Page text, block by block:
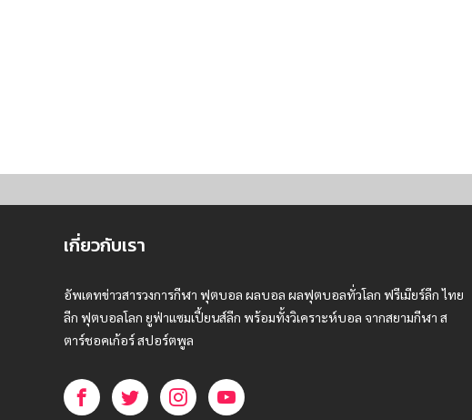
เกี่ยวกับเรา
อัพเดทข่าวสารวงการกีฬา ฟุตบอล ผลบอล ผลฟุตบอลทั่วโลก ฟรีเมียร์ลีก ไทย
ลีก ฟุตบอลโลก ยูฟ่าแซมเปี้ยนส์ลีก พร้อมทั้งวิเคราะห์บอล จากสยามกีฬา ส
ตาร์ชอคเก้อร์ สปอร์ตพูล